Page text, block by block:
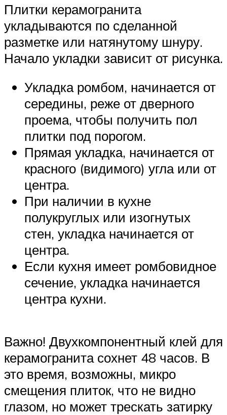
Плитки керамогранита
укладываются по сделанной
разметке или натянутому шнуру.
Начало укладки зависит от рисунка.
Укладка ромбом, начинается от
середины, реже от дверного
проема, чтобы получить пол
плитки под порогом.
Прямая укладка, начинается от
красного (видимого) угла или от
центра.
При наличии в кухне
полукруглых или изогнутых
стен, укладка начинается от
центра.
Если кухня имеет ромбовидное
сечение, укладка начинается
центра кухни.
Важно! Двухкомпонентный клей для
керамогранита сохнет 48 часов. В
это время, возможны, микро
смещения плиток, что не видно
глазом, но может трескать затирку